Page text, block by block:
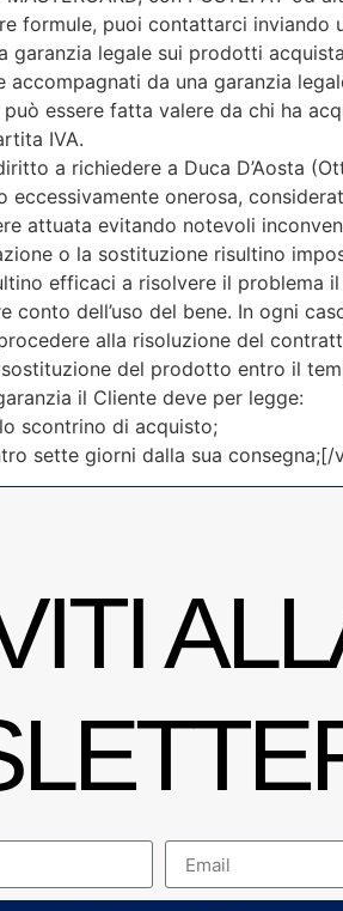
formule, puoi contattarci
garanzia legale sui prodotti
accompagnati da una garanzia
può essere fatta valere da chi ha
IVA.
a richiedere a Duca D’Aosta
eccessivamente onerosa,
attuata evitando notevoli
o la sostituzione risultino
efficaci a risolvere il problema
conto dell’uso del bene. In ogni
alla risoluzione del
del prodotto entro il
il Cliente deve per legge:
scontrino di acquisto;
sette giorni dalla sua